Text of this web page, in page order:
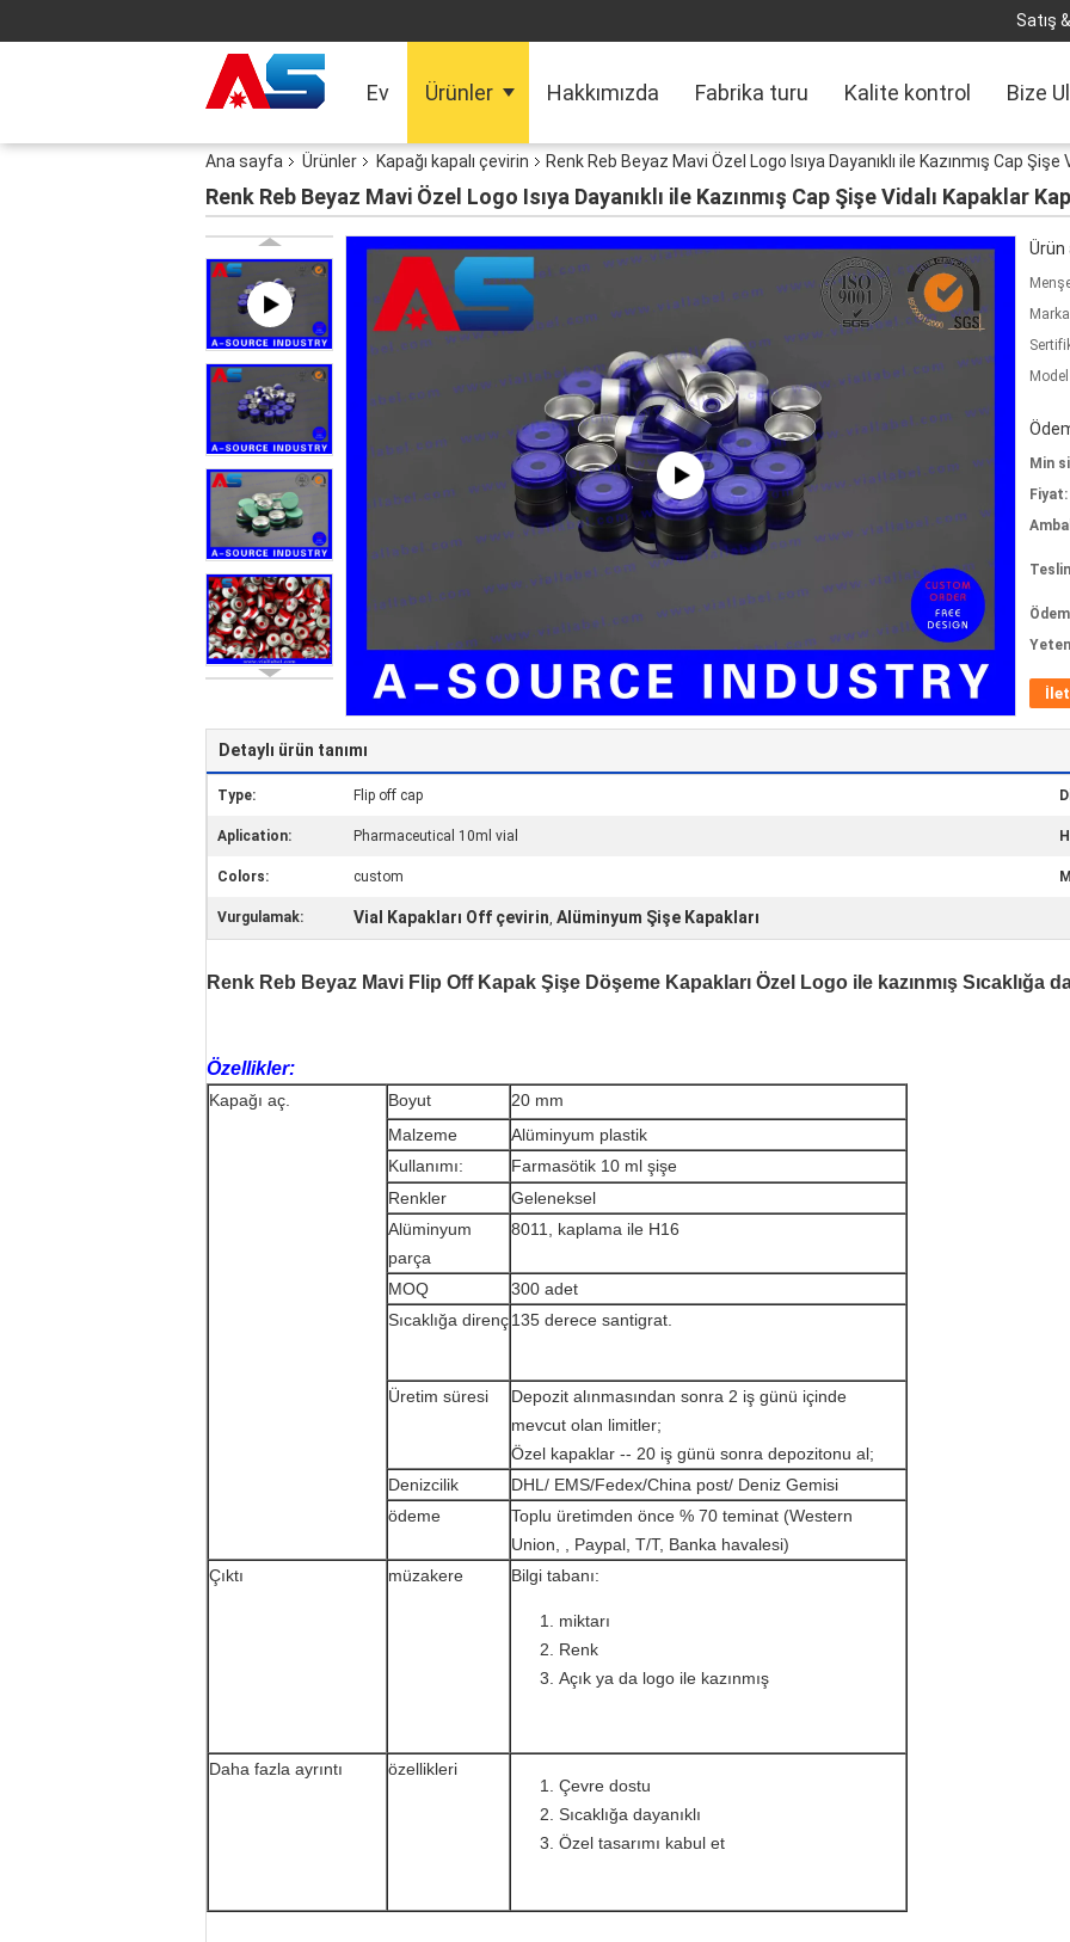
Satış
Ev Ürünler Hakkımızda Fabrika turu Kalite kontrol Bize
Ana sayfa Ürünler Kapağı kapalı çevirin Renk Reb Beyaz Mavi Özel Logo Isıya Dayanıklı ile Kazınmış Cap Şişe
Renk Reb Beyaz Mavi Özel Logo Isıya Dayanıklı ile Kazınmış Cap Şişe Vidalı Kapaklar
Ürün
Min
Fiyat:
Detaylı ürün tanımı
Type: Flip off cap
Aplication: Pharmaceutical 10ml vial
Colors: custom
Vurgulamak: Vial Kapakları Off çevirin, Alüminyum Şişe Kapakları
Renk Reb Beyaz Mavi Flip Off Kapak Şişe Döşeme Kapakları Özel Logo ile kazınmış Sıcaklığa
Özellikler:
Kapağı aç. Boyut
20 mm
Malzeme
Alüminyum plastik
Kullanımı:
Farmasötik 10 ml şişe
Renkler
Geleneksel
Alüminyum
parça
8011, kaplama ile H16
MOQ
300 adet
Sıcaklığa direnç135 derece santigrat.
Üretim süresi
Depozit alınmasından sonra 2 iş günü içinde
mevcut olan limitler;
Özel kapaklar -- 20 iş günü sonra depozitonu al;
Denizcilik
DHL/ EMS/Fedex/China post/ Deniz Gemisi
ödeme
Toplu üretimden önce % 70 teminat (Western
Union, , Paypal, T/T, Banka havalesi)
Çıktı
müzakere Bilgi tabanı:
miktarı
Renk
Açık ya da logo ile kazınmış
Daha fazla ayrıntı
özellikleri
Çevre dostu
Sıcaklığa dayanıklı
Özel tasarımı kabul et